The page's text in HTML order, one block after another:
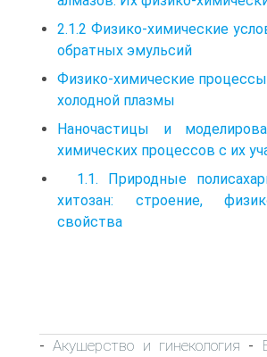
2.1.2 Физико-химические
обратных эмульсий
Физико-химические
холодной плазмы
Наночастицы и
химических процессов с их
1.1. Природные
хитозан: строение,
свойства
-Акушерство и гинекология -